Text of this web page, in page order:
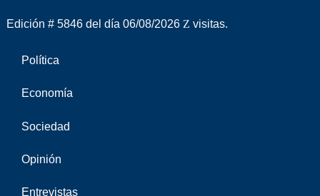
Edición # 5846 del día 06/08/2026 visitas.
Política
Economía
Sociedad
Opinión
Entrevistas